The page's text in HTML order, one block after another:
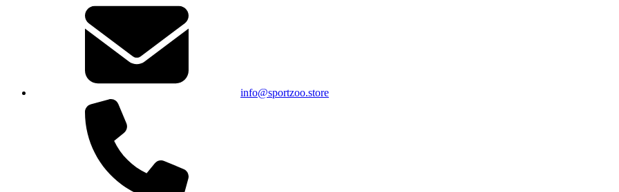
info@sportzoo.store